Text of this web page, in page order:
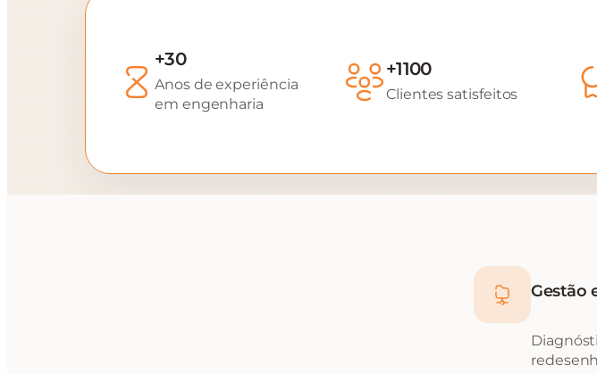
+30
Anos de experiência
em engenharia
+1100
Clientes satisfeitos
Gestão